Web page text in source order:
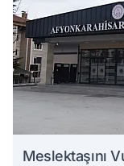
Meslektaşını